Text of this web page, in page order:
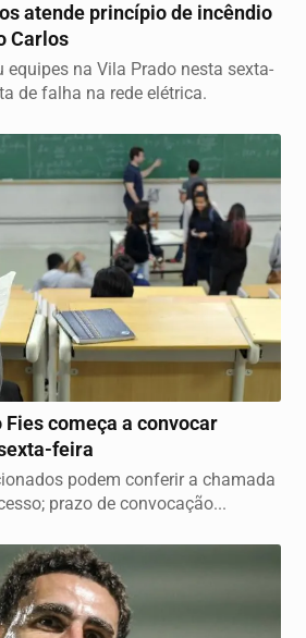
atende princípio de incêndio
Carlos
equipes na Vila Prado nesta sexta-
de falha na rede elétrica.
Fies começa a convocar
feira
podem conferir a chamada
prazo de convocação...